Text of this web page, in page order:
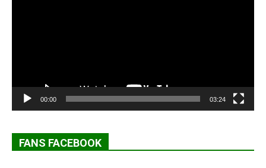
00:00 03:24
FANS FACEBOOK